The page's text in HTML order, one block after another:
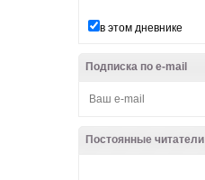
в этом дневнике
Подписка по e-mail
Постоянные читатели